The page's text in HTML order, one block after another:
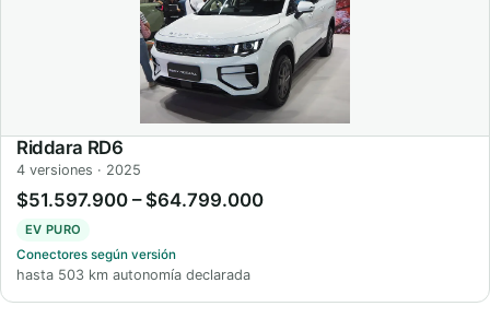
Riddara RD6
4 versiones · 2025
$51.597.900 – $64.799.000
EV PURO
Conectores según versión
hasta 503 km autonomía declarada